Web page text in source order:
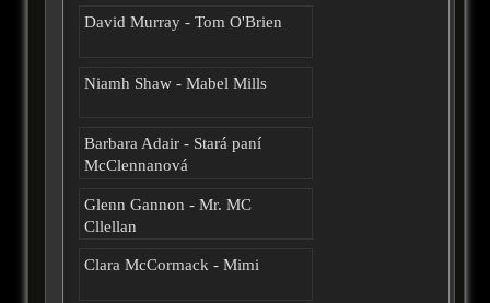
David Murray - Tom O'Brien
Niamh Shaw - Mabel Mills
Barbara Adair - Stará paní
McClennanová
Glenn Gannon - Mr. MC
Cllellan
Clara McCormack - Mimi